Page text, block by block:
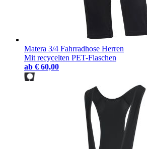
Matera 3/4 Fahrradhose Herren
Mit recycelten PET-Flaschen
ab € 60,00